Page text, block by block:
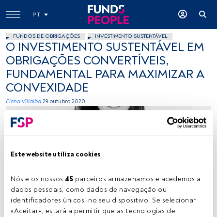
Este website utiliza cookies
Nós e os nossos 45 parceiros armazenamos e acedemos a
dados pessoais, como dados de navegação ou
identificadores únicos, no seu dispositivo. Se selecionar
«Aceitar», estará a permitir que as tecnologias de
PT
FUNDOS DE OBRIGAÇÕES INVESTIMENTO SUSTENTÁVEL
O INVESTIMENTO SUSTENTÁVEL EM
OBRIGAÇÕES CONVERTÍVEIS,
FUNDAMENTAL PARA MAXIMIZAR A
CONVEXIDADE
Elena Villalba 29 outubro 2020
-